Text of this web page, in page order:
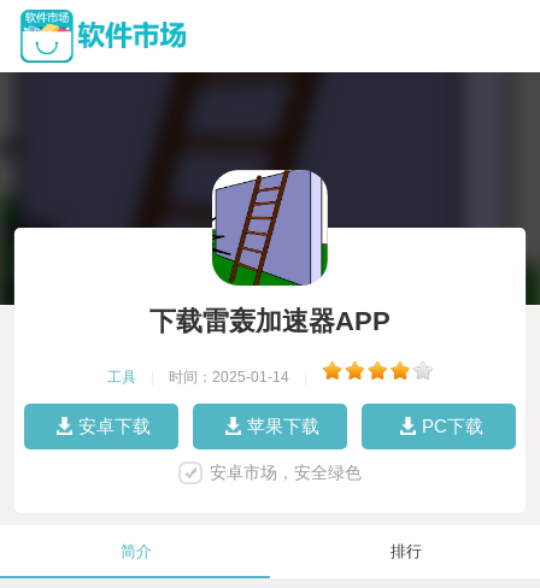
下载雷轰加速器APP
工具 时间：2025-01-14
安卓下载 苹果下载 PC下载
安卓市场，安全绿色
简介 排行